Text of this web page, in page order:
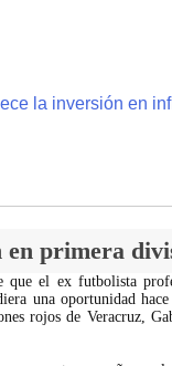
la inversión en
en primera
que el ex futbolista
una oportunidad
rojos de Veracruz,